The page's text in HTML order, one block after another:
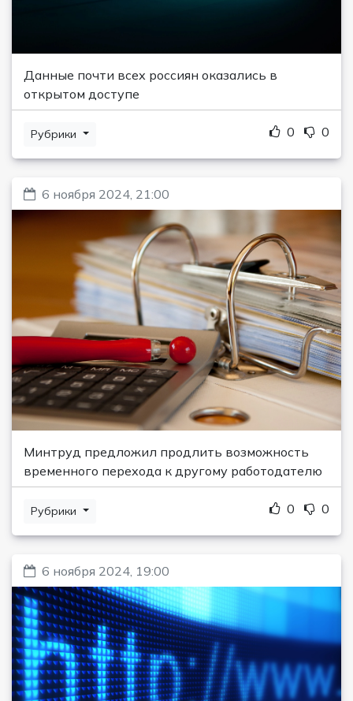
Данные почти всех россиян оказались в
открытом доступе
Рубрики 0 0
6 ноября 2024, 21:00
Минтруд предложил продлить возможность
временного перехода к другому работодателю
Рубрики 0 0
6 ноября 2024, 19:00